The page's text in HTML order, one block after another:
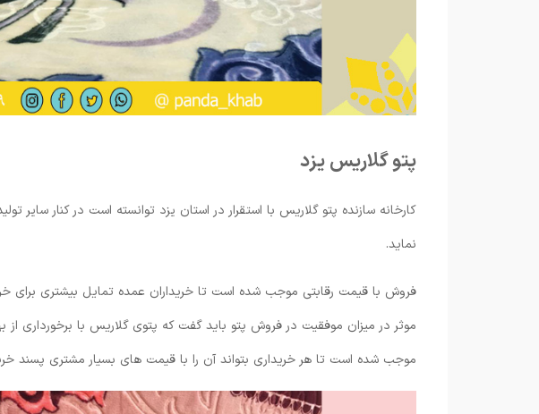
پتو گلاریس یزد
کارخانه سازنده پتو گلاریس با استقرار در استان یزد توانسته است در کنار سایر
نماید.
فروش با قیمت رقابتی موجب شده است تا خریداران عمده تمایل بیشتری برای
موثر در میزان موفقیت در فروش پتو باید گفت که پتوی گلاریس با برخورداری از
موجب شده است تا هر خریداری بتواند آن را با قیمت های بسیار مشتری پسند